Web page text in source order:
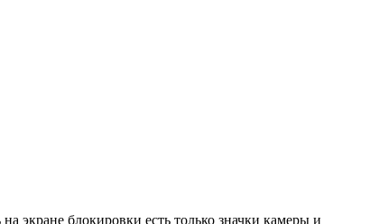
экране блокировки есть только значки камеры и